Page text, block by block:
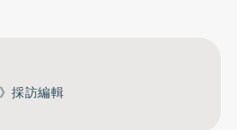
採訪編輯